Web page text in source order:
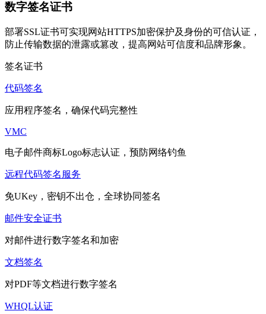
数字签名证书
部署SSL证书可实现网站HTTPS加密保护及身份的可信认证，
防止传输数据的泄露或篡改，提高网站可信度和品牌形象。
签名证书
代码签名
应用程序签名，确保代码完整性
VMC
电子邮件商标Logo标志认证，预防网络钓鱼
远程代码签名服务
免UKey，密钥不出仓，全球协同签名
邮件安全证书
对邮件进行数字签名和加密
文档签名
对PDF等文档进行数字签名
WHQL认证